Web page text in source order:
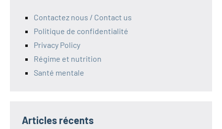
Contactez nous / Contact us
Politique de confidentialité
Privacy Policy
Régime et nutrition
Santé mentale
Articles récents